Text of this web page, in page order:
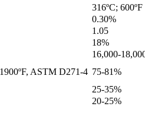
316ºC; 600ºF
0.30%
1.05
18%
16,000-
ASTM D271-4 75-81%
25-35%
20-25%